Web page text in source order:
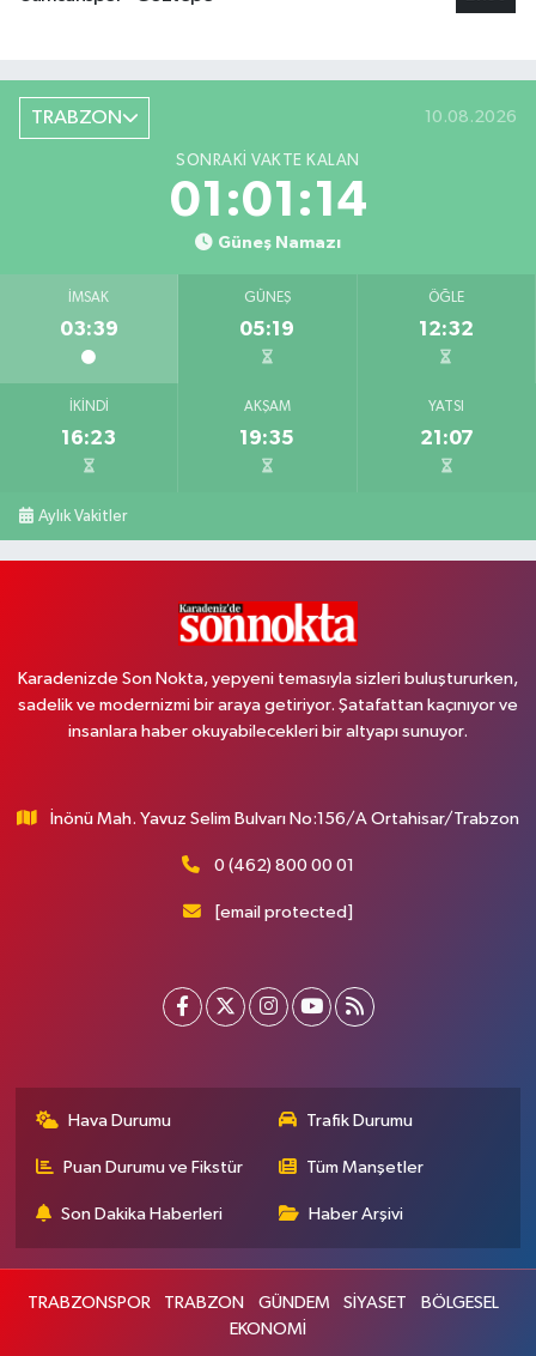
TRABZON 10.08.2026
SONRAKI VAKTE KALAN
01:01:13
Güneş Namazı
İMSAK
03:39
GÜNEŞ
05:19
ÖĞLE
12:32
İKINDI
16:23
AKŞAM
19:35
YATSI
21:07
Aylık Vakitler
Karadenizde Son Nokta, yepyeni temasıyla sizleri buluştururken,
sadelik ve modernizmi bir araya getiriyor. Şatafattan kaçınıyor ve
insanlara haber okuyabilecekleri bir altyapı sunuyor.
İnönü Mah. Yavuz Selim Bulvarı No:156/A Ortahisar/Trabzon
0 (462) 800 00 01
[email protected]
Hava Durumu Trafik Durumu
Puan Durumu ve Fikstür Tüm Manşetler
Son Dakika Haberleri Haber Arşivi
TRABZONSPOR TRABZON GÜNDEM SİYASET
BÖLGESEL
EKONOMİ